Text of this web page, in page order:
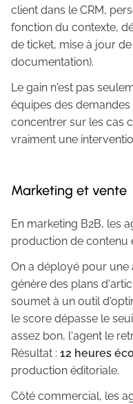
client dans le CRM,
fonction du contexte,
de ticket, mise à jour
documentation).
Le gain n'est pas
équipes des
concentrer sur les cas
vraiment une
Marketing et vente
En marketing B2B, les
production de contenu
On a déployé pour
génère des plans
soumet à un outil
le score dépasse le
assez bon, l'agent le
Résultat : 12 heures
production éditoriale.
Côté commercial, les